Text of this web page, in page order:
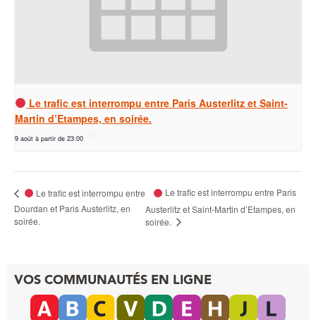
Le trafic est interrompu entre Paris Austerlitz et Saint-
Martin d’Etampes, en soirée.
9 août à partir de 23:00
Le trafic est interrompu entre
Dourdan et Paris Austerlitz, en
soirée.
Le trafic est interrompu entre Paris
Austerlitz et Saint-Martin d’Etampes, en
soirée.
VOS COMMUNAUTÉS EN LIGNE